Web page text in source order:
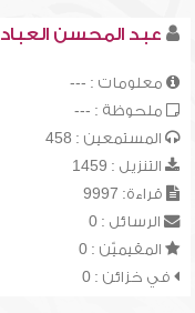
عبد المحسن العباد
معلومات : ---
ملحوظة : ---
المستمعين : 458
التنزيل : 1459
قراءة: 9997
الرسائل : 0
المقيميّن : 0
في خزائن : 0